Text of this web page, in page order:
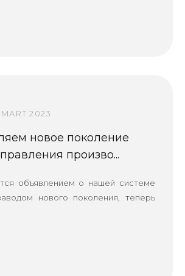
MART 2023
новое поколение
произво...
объявлением о нашей системе
нового поколения, теперь